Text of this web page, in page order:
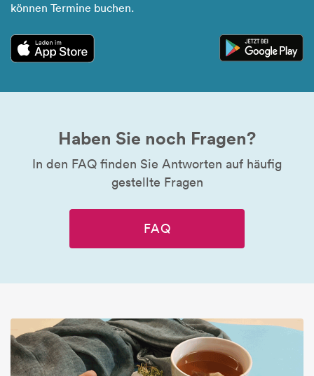
können Termine buchen.
Haben Sie noch Fragen?
In den FAQ finden Sie Antworten auf häufig
gestellte Fragen
FAQ